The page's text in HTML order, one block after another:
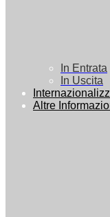
In Entrata
In Uscita
Altre